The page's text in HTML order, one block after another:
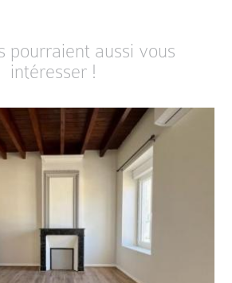
pourraient aussi vous
intéresser !